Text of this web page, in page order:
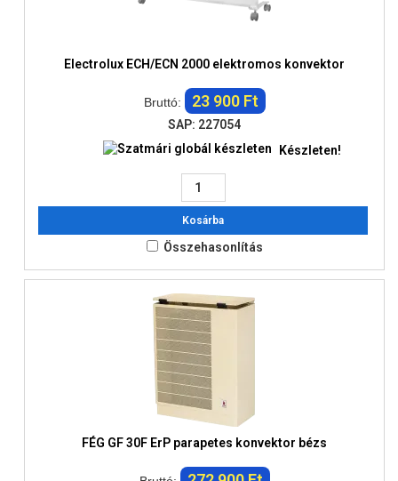
Electrolux ECH/ECN 2000 elektromos konvektor
Bruttó: 23 900 Ft
SAP: 227054
Készleten!
Kosárba
Összehasonlítás
FÉG GF 30F ErP parapetes konvektor bézs